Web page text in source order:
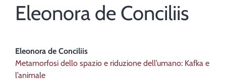
Eleonora de Conciliis
Eleonora de Conciliis
Metamorfosi dello spazio e riduzione dell’umano: Kafka e
l’animale